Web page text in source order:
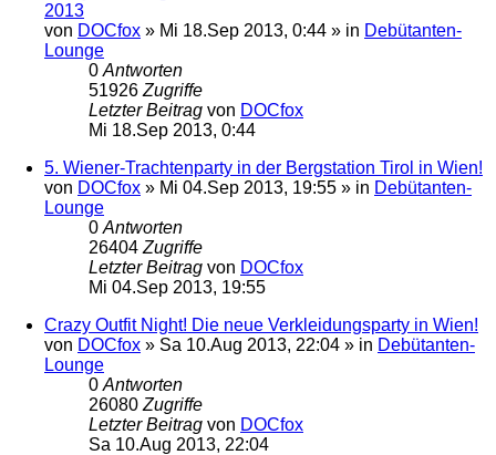
2013
von DOCfox » Mi 18.Sep 2013, 0:44 » in Debütanten-
Lounge
0 Antworten
51926 Zugriffe
Letzter Beitrag von DOCfox
Mi 18.Sep 2013, 0:44
5. Wiener-Trachtenparty in der Bergstation Tirol in Wien!
von DOCfox » Mi 04.Sep 2013, 19:55 » in Debütanten-
Lounge
0 Antworten
26404 Zugriffe
Letzter Beitrag von DOCfox
Mi 04.Sep 2013, 19:55
Crazy Outfit Night! Die neue Verkleidungsparty in Wien!
von DOCfox » Sa 10.Aug 2013, 22:04 » in Debütanten-
Lounge
0 Antworten
26080 Zugriffe
Letzter Beitrag von DOCfox
Sa 10.Aug 2013, 22:04